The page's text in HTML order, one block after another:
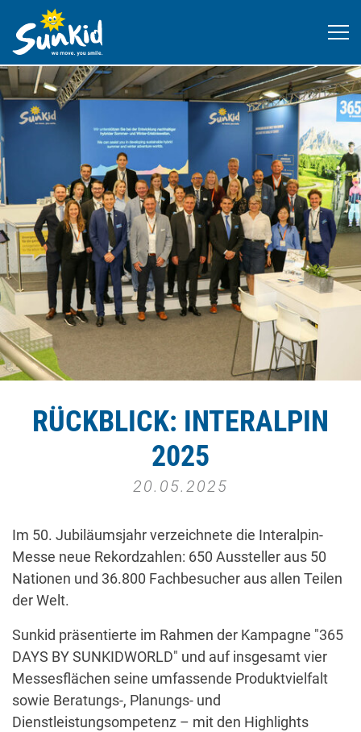
RÜCKBLICK: INTERALPIN
2025
20.05.2025
Im 50. Jubiläumsjahr verzeichnete die Interalpin-
Messe neue Rekordzahlen: 650 Aussteller aus 50
Nationen und 36.800 Fachbesucher aus allen Teilen
der Welt.
Sunkid präsentierte im Rahmen der Kampagne "365
DAYS BY SUNKIDWORLD" und auf insgesamt vier
Messesflächen seine umfassende Produktvielfalt
sowie Beratungs-, Planungs- und
Dienstleistungsompetenz – mit den Highlights